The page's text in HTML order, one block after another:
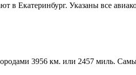
в Екатеринбург. Указаны все
3956 км. или 2457 миль.